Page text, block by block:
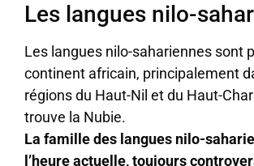
Les langues nilo-
Les langues nilo-sahariennes sont
continent africain, principalement
régions du Haut-Nil et du Haut-
trouve la Nubie.
La famille des langues nilo-
l’heure actuelle, toujours